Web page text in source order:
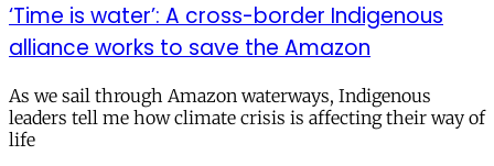
‘Time is water’: A cross-border Indigenous
alliance works to save the Amazon
As we sail through Amazon waterways, Indigenous
leaders tell me how climate crisis is affecting their way of
life